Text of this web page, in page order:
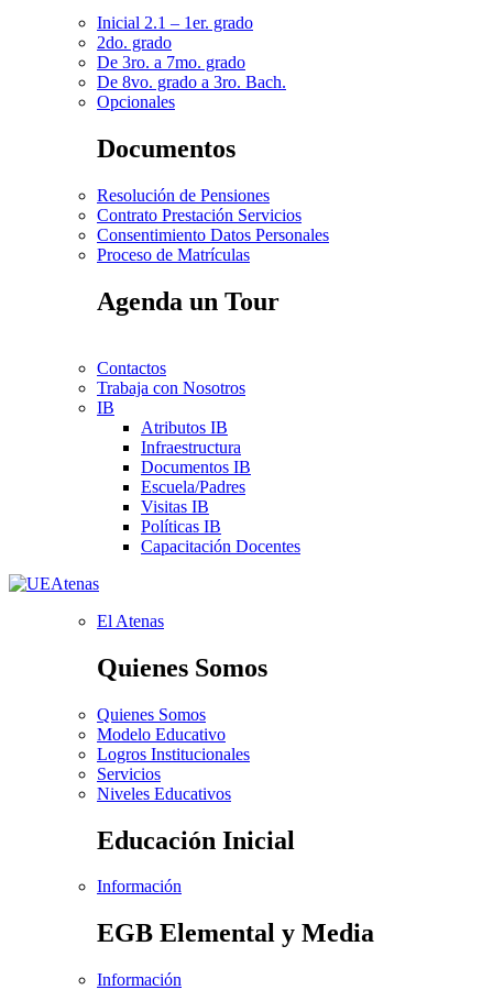
Inicial 2.1 – 1er. grado
2do. grado
De 3ro. a 7mo. grado
De 8vo. grado a 3ro. Bach.
Opcionales
Documentos
Resolución de Pensiones
Contrato Prestación Servicios
Consentimiento Datos Personales
Proceso de Matrículas
Agenda un Tour
Contactos
Trabaja con Nosotros
IB
Atributos IB
Infraestructura
Documentos IB
Escuela/Padres
Visitas IB
Políticas IB
Capacitación Docentes
El Atenas
Quienes Somos
Quienes Somos
Modelo Educativo
Logros Institucionales
Servicios
Niveles Educativos
Educación Inicial
Información
EGB Elemental y Media
Información